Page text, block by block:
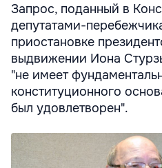
Запрос, поданный в
депутатами-
приостановке
выдвижении Иона
"не имеет
конституционного
был удовлетворен".